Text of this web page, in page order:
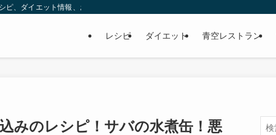
、ダイエット情報、お取り寄せなどを紹介します。
レシピ ダイエット 青空レストラン
みのレシピ！サバの水煮缶！悪